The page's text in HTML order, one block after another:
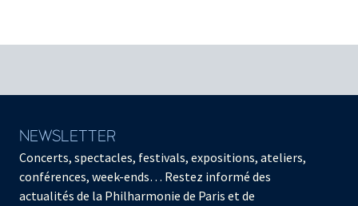
NEWSLETTER
Concerts, spectacles, festivals, expositions, ateliers,
conférences, week-ends… Restez informé des
actualités de la Philharmonie de Paris et de